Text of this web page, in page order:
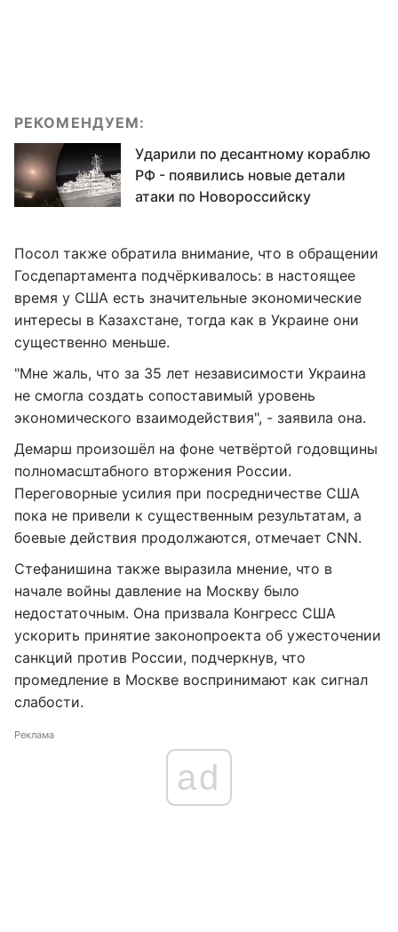
РЕКОМЕНДУЕМ:
Ударили по десантному кораблю
РФ - появились новые детали
атаки по Новороссийску
Посол также обратила внимание, что в обращении
Госдепартамента подчёркивалось: в настоящее
время у США есть значительные экономические
интересы в Казахстане, тогда как в Украине они
существенно меньше.
"Мне жаль, что за 35 лет независимости Украина
не смогла создать сопоставимый уровень
экономического взаимодействия", - заявила она.
Демарш произошёл на фоне четвёртой годовщины
полномасштабного вторжения России.
Переговорные усилия при посредничестве США
пока не привели к существенным результатам, а
боевые действия продолжаются, отмечает CNN.
Стефанишина также выразила мнение, что в
начале войны давление на Москву было
недостаточным. Она призвала Конгресс США
ускорить принятие законопроекта об ужесточении
санкций против России, подчеркнув, что
промедление в Москве воспринимают как сигнал
слабости.
Реклама
ad